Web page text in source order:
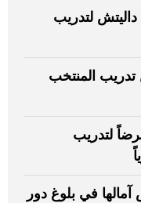
داليتش لتدريب
تدريب المنتخب
لتدريب
في بلوغ دور